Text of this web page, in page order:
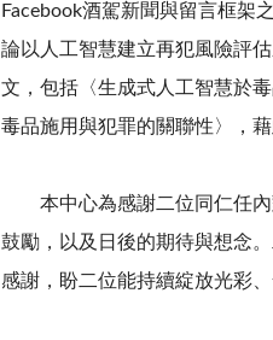
Facebook酒駕新聞與留言框架
論以人工智慧建立再犯風險評
文，包括〈生成式人工智慧於
毒品施用與犯罪的關聯性〉，
本中心為感謝二位同仁任內
鼓勵，以及日後的期待與想念
感謝，盼二位能持續綻放光彩